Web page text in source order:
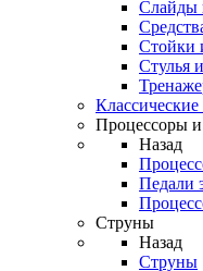
Слайды
Стойки
Стулья
Процессоры
Назад
Педали
Струны
Назад
Струны